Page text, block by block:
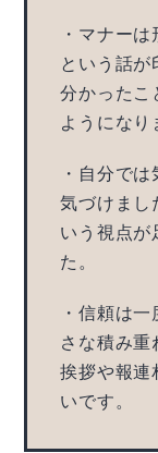
・マナー
という話が
分かったこ
ようになり
・自分で
気づけまし
いう視点が
た。
・信頼は
さな積み重
挨拶や報連
いです。